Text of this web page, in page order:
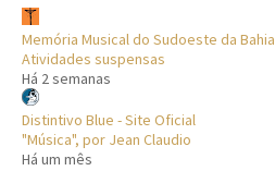
Memória Musical do Sudoeste da Bahia
Atividades suspensas
Há 2 semanas
Distintivo Blue - Site Oficial
"Música", por Jean Claudio
Há um mês